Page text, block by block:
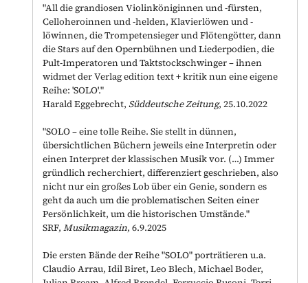
"All die grandiosen Violinköniginnen und -fürsten,
Celloheroinnen und -helden, Klavierlöwen und -
löwinnen, die Trompetensieger und Flötengötter, dann
die Stars auf den Opernbühnen und Liederpodien, die
Pult-Imperatoren und Taktstockschwinger–ihnen
widmet der Verlag edition text + kritik nun eine eigene
Reihe: 'SOLO'."
Harald Eggebrecht,Süddeutsche Zeitung, 25.10.2022
"SOLO – eine tolle Reihe. Sie stellt in dünnen,
übersichtlichen Büchern jeweils eine Interpretin oder
einen Interpret der klassischen Musik vor. (…) Immer
gründlich recherchiert, differenziert geschrieben, also
nicht nur ein großes Lob über ein Genie, sondern es
geht da auch um die problematischen Seiten einer
Persönlichkeit, um die historischen Umstände."
SRF,Musikmagazin, 6.9.2025
Die ersten Bände der Reihe "SOLO" porträtieren u.a.
Claudio Arrau, Idil Biret, Leo Blech, Michael Boder,